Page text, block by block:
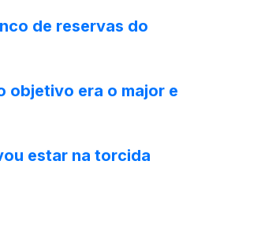
de reservas do
objetivo era o major e
estar na torcida